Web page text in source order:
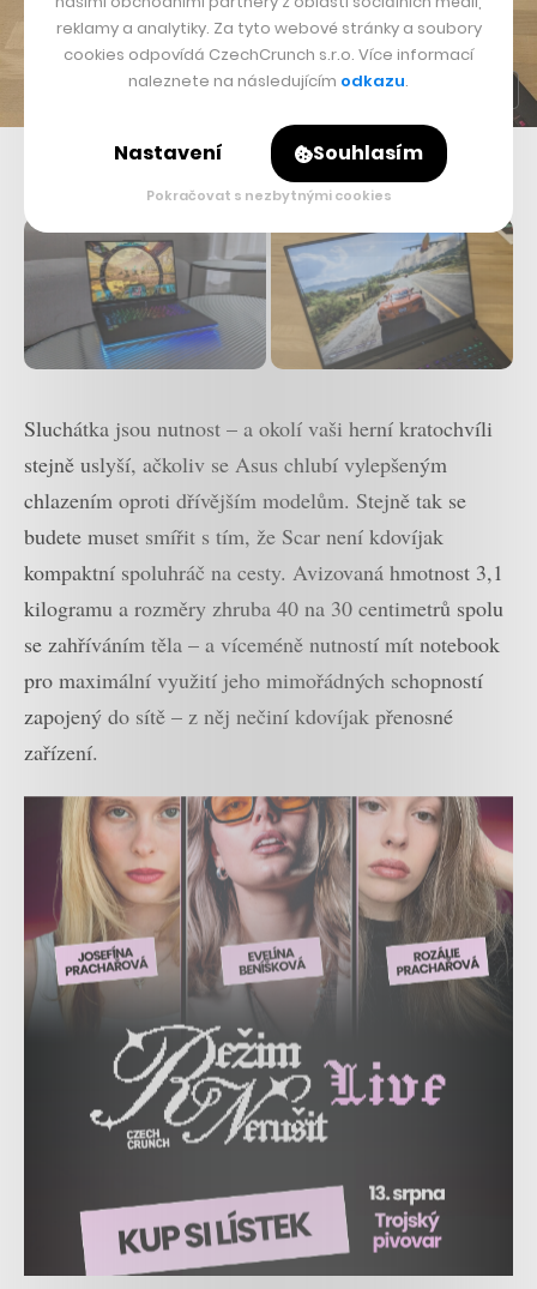
Forza Horizon na ultra detaily? Pro Asus ROG Strix Scar 18 žádný
Sluchátka jsou nutnost – a okolí vaši herní kratochvíli
stejně uslyší, ačkoliv se Asus chlubí vylepšeným
chlazením oproti dřívějším modelům. Stejně tak se
budete muset smířit s tím, že Scar není kdovíjak
kompaktní spoluhráč na cesty. Avizovaná hmotnost 3,1
kilogramu a rozměry zhruba 40 na 30 centimetrů spolu
se zahříváním těla – a víceméně nutností mít notebook
pro maximální využití jeho mimořádných schopností
zapojený do sítě – z něj nečiní kdovíjak přenosné
zařízení.
reklamy a analytiky. Za tyto webové stránky a soubory
cookies odpovídá CzechCrunch s.r.o. Více informací
naleznete na následujícím odkazu.
Nastavení Souhlasím
Pokračovat s nezbytnými cookies